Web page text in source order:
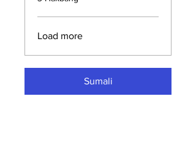
Load more
Sumali